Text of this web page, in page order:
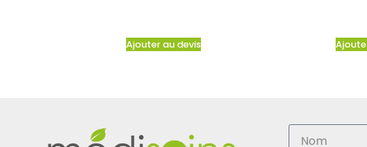
Ajouter au devis